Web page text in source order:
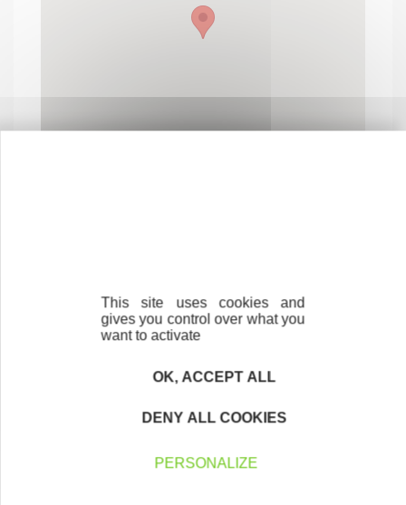
Trouvez à qui vous adresser
Créateurs, repreneurs, vos interlocuteurs en
This site uses cookies and
gives you control over what you
want to activate
OK, ACCEPT ALL
DENY ALL COOKIES
PERSONALIZE